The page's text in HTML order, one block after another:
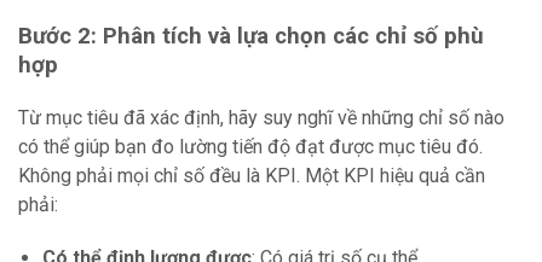
Bước 2: Phân tích và lựa chọn các chỉ số phù
hợp
Từ mục tiêu đã xác định, hãy suy nghĩ về những chỉ số nào
có thể giúp bạn đo lường tiến độ đạt được mục tiêu đó.
Không phải mọi chỉ số đều là KPI. Một KPI hiệu quả cần
phải: